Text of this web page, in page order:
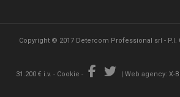
Copyright © 2017 Detercom Professional srl - P.I.
31.200 € i.v. - Cookie - | Web agency: X-